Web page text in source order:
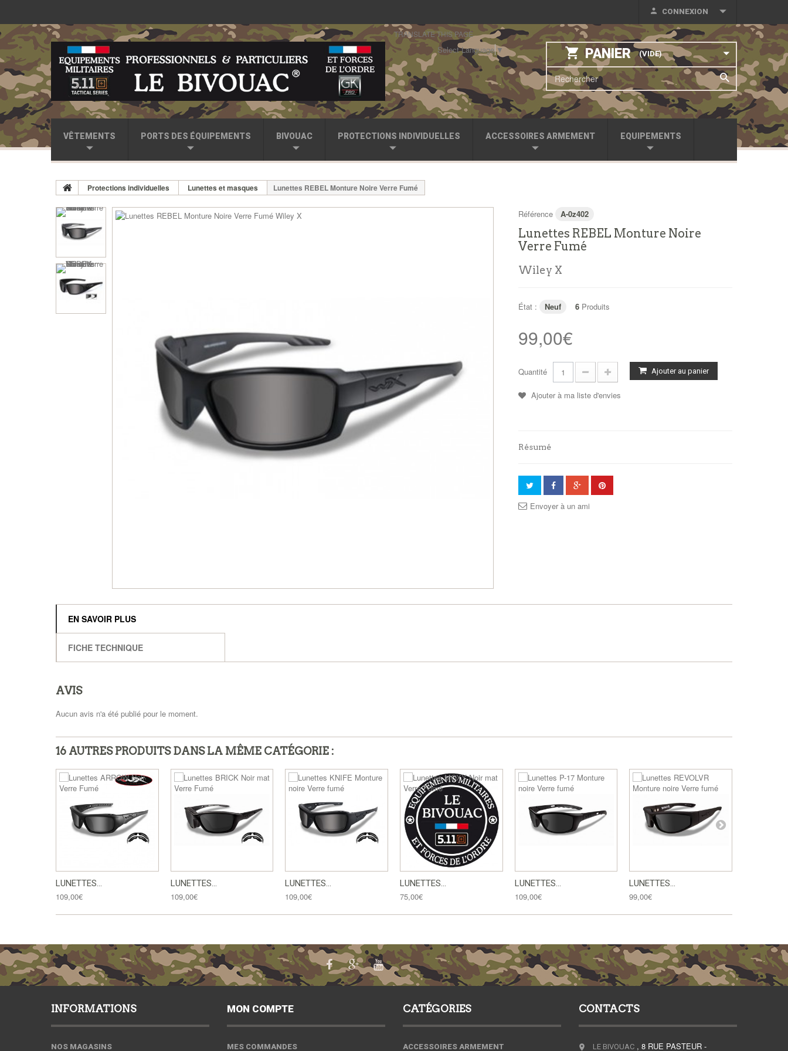
CONNEXION
PANIER (VIDE)
VÊTEMENTS PORTS DES ÉQUIPEMENTS BIVOUAC PROTECTIONS INDIVIDUELLES ACCESSOIRES ARMEMENT EQUIPEMENTS
TRANSLATE THIS PAGE
Select Language▼
Protections individuelles Lunettes et masques Lunettes REBEL Monture Noire Verre Fumé
Référence A-0z402
Lunettes REBEL Monture Noire
Verre Fumé
Wiley X
État : Neuf 6 Produits
99,00€
Quantité Ajouter au panier
Ajouter à ma liste d'envies
Résumé
Envoyer à un ami
EN SAVOIR PLUS
FICHE TECHNIQUE
AVIS
Aucun avis n'a été publié pour le moment.
16 AUTRES PRODUITS DANS LA MÊME CATÉGORIE :
LUNETTES...
109,00€
LUNETTES...
109,00€
LUNETTES...
109,00€
LUNETTES...
75,00€
LUNETTES...
109,00€
LUNETTES...
99,00€
INFORMATIONS
NOS MAGASINS
MON COMPTE
MES COMMANDES
CATÉGORIES
ACCESSOIRES ARMEMENT
CONTACTS
LE BIVOUAC , 8 RUE PASTEUR -